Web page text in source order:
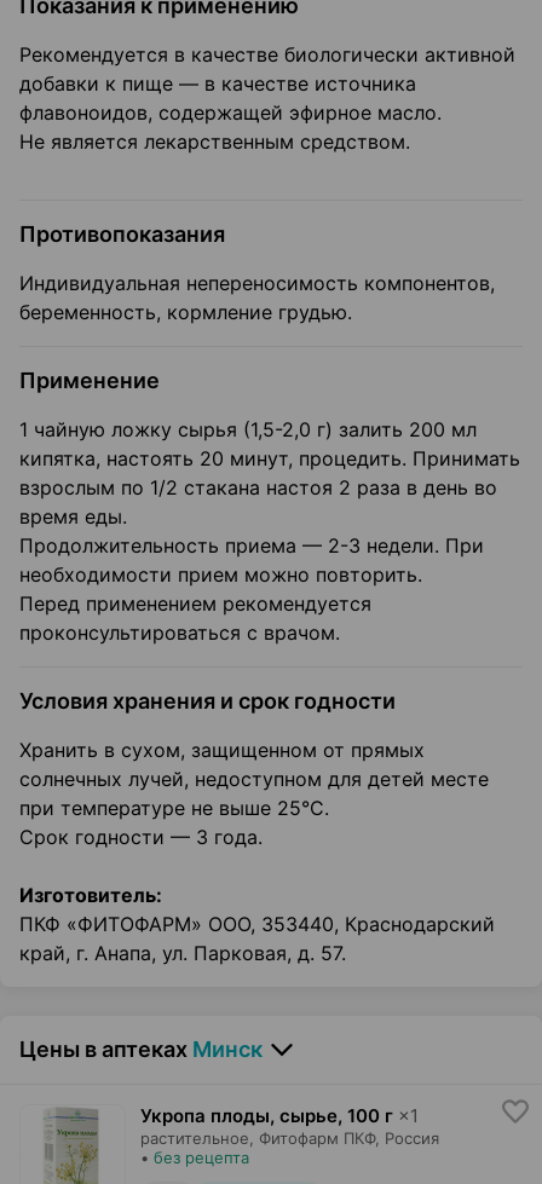
Показания к применению
Рекомендуется в качестве биологически активной
добавки к пище — в качестве источника
флавоноидов, содержащей эфирное масло.
Не является лекарственным средством.
Противопоказания
Индивидуальная непереносимость компонентов,
беременность, кормление грудью.
Применение
1 чайную ложку сырья (1,5-2,0 г) залить 200 мл
кипятка, настоять 20 минут, процедить. Принимать
взрослым по 1/2 стакана настоя 2 раза в день во
время еды.
Продолжительность приема — 2-3 недели. При
необходимости прием можно повторить.
Перед применением рекомендуется
проконсультироваться с врачом.
Условия хранения и срок годности
Хранить в сухом, защищенном от прямых
солнечных лучей, недоступном для детей месте
при температуре не выше 25°С.
Срок годности — 3 года.
Изготовитель:
ПКФ «ФИТОФАРМ» ООО, 353440, Краснодарский
край, г. Анапа, ул. Парковая, д. 57.
Цены в аптеках Минск
Укропа плоды, сырье, 100 г ×1
растительное, Фитофарм ПКФ, Россия
• без рецепта